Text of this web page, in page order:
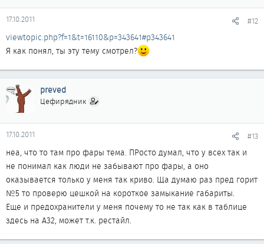
17.10.2011 #12
viewtopic.php?f=1&t=16110&p=343641#p343641
Я как понял, ты эту тему смотрел?
preved
Цефирядник
17.10.2011 #13
неа, что то там про фары тема. ПРосто думал, что у всех так и
не понимал как люди не забывают про фары, а оно
оказывается только у меня так криво. Ща думаю раз пред горит
№5 то проверю цешкой на короткое замыкание габариты.
Еще и предохранители у меня почему то не так как в таблице
здесь на А32, может т.к. рестайл.